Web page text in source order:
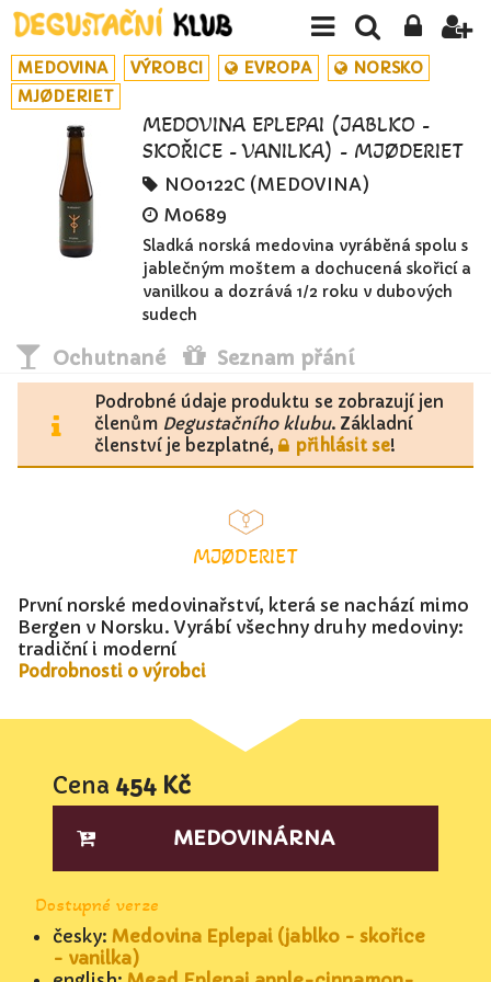
MEDOVINA VÝROBCI EVROPA
NORSKO
MJØDERIET
MEDOVINA EPLEPAI (JABLKO -
SKOŘICE - VANILKA) - MJØDERIET
NO0122C (MEDOVINA)
M0689
Sladká norská medovina vyráběná spolu s
jablečným moštem a dochucená skořicí a
vanilkou a dozrává 1/2 roku v dubových
sudech
Ochutnané Seznam přání
Podrobné údaje produktu se zobrazují jen
členům Degustačního klubu. Základní
členství je bezplatné,
přihlásit se!
MJØDERIET
První norské medovinařství, která se nachází mimo
Bergen v Norsku. Vyrábí všechny druhy medoviny:
tradiční i moderní
Podrobnosti o výrobci
Cena 454 Kč
MEDOVINÁRNA
Dostupné verze
česky: Medovina Eplepai (jablko - skořice
- vanilka)